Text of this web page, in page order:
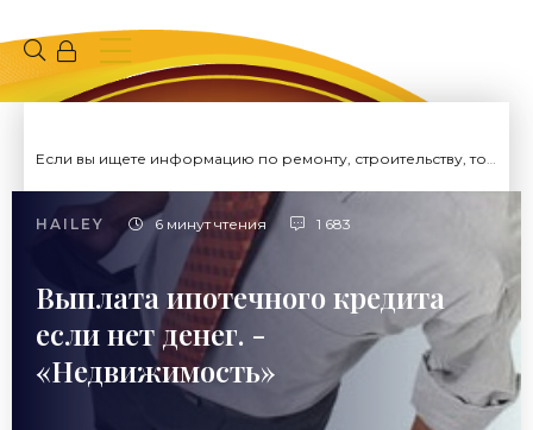
Если вы ищете информацию по ремонту, строительству, то вы попали на нужный сайт.
HAILEY 6 минут чтения 1 683
Выплата ипотечного кредита
если нет денег. -
«Недвижимость»